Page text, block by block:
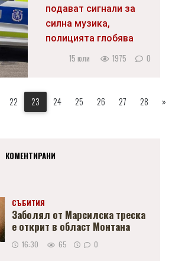
подават сигнали за
силна музика,
полицията глобява
15 юли 1975 0
22 23 24 25 26 27 28 »
КОМЕНТИРАНИ
СЪБИТИЯ
Заболял от Марсилска треска
е открит в област Монтана
16:30 65 0